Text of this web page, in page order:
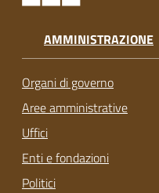
AMMINISTRAZIONE
Organi di governo
Aree amministrative
Uffici
Enti e fondazioni
Politici